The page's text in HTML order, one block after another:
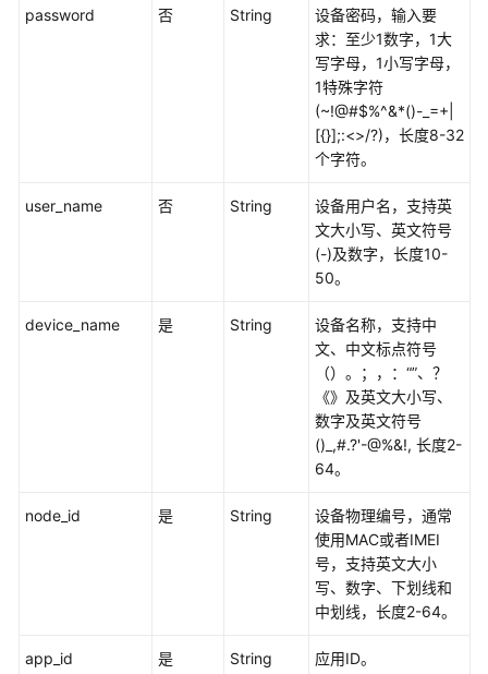
成
API
password 否 String
设备密码，输入要
求：至少1数字，1大
写字母，1小写字母，
1特殊字符
(~!@#$%^&*()-_=+|
[{}];:<>/?)，长度8-32
个字符。
user_name 否 String
设备用户名，支持英
文大小写、英文符号
(-)及数字，长度10-
50。
device_name 是 String
设备名称，支持中
文、中文标点符号
（）。；，：“”、？
《》及英文大小写、
数字及英文符号
()_,#.?'-@%&!, 长度2-
64。
node_id 是 String
设备物理编号，通常
使用MAC或者IMEI
号，支持英文大小
写、数字、下划线和
中划线，长度2-64。
app_id 是 String 应用ID。